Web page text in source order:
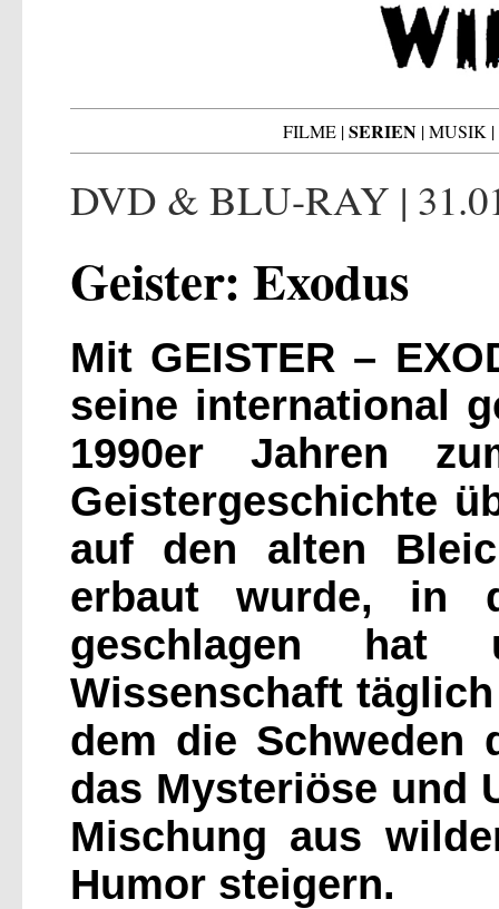
FILME|SERIEN |MUSIK |
DVD & BLU-RAY |
Geister: Exodus
Mit GEISTER –
seine international
1990er Jahren
Geistergeschichte
auf den alten
erbaut wurde, in
geschlagen hat
Wissenschaft
dem die Schweden
das Mysteriöse und
Mischung aus
Humor steigern.